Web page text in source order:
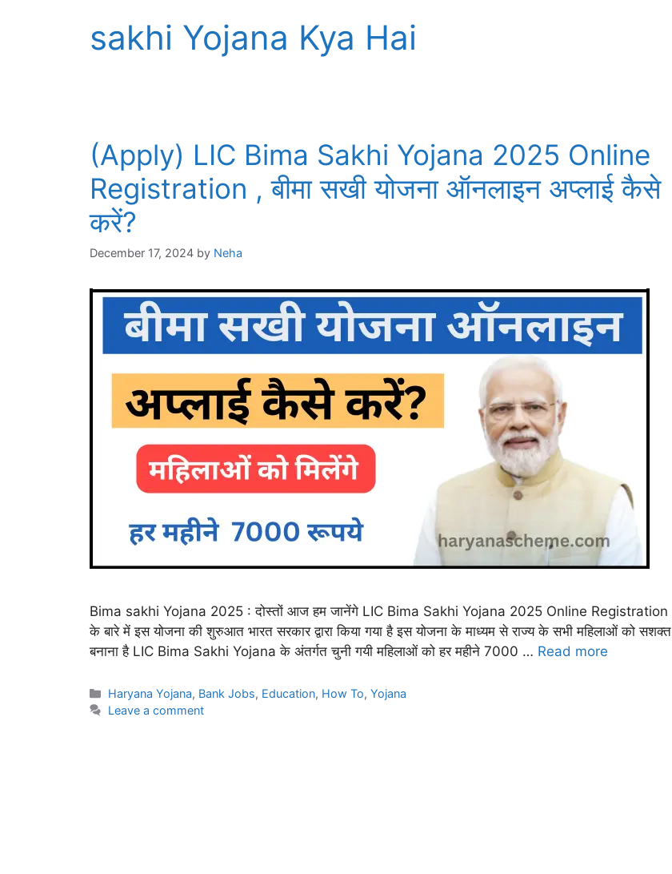
sakhi Yojana Kya Hai
(Apply) LIC Bima Sakhi Yojana 2025 Online
Registration , बीमा सखी योजना ऑनलाइन अप्लाई कैसे
करें?
December 17, 2024 by Neha
Bima sakhi Yojana 2025 : दोस्तों आज हम जानेंगे LIC Bima Sakhi Yojana 2025 Online Registration
के बारे में इस योजना की शुरुआत भारत सरकार द्वारा किया गया है इस योजना के माध्यम से राज्य के सभी महिलाओं को सशक्त
बनाना है LIC Bima Sakhi Yojana के अंतर्गत चुनी गयी महिलाओं को हर महीने 7000 … Read more
Categories
Haryana Yojana, Bank Jobs, Education, How To,Yojana
Leave a comment